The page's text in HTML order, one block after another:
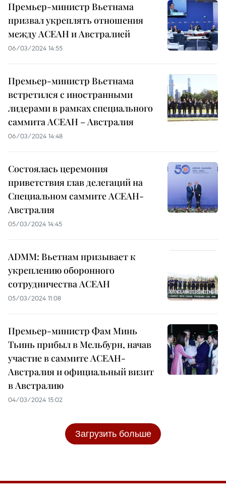
Премьер-министр Вьетнама
призвал укреплять отношения
между АСЕАН и Австралией
06/03/2024 14:55
Премьер-министр Вьетнама
встретился с иностранными
лидерами в рамках специального
саммита АСЕАН – Австралия
06/03/2024 14:48
Состоялась церемония
приветствия глав делегаций на
Специальном саммите АСЕАН-
Австралия
05/03/2024 14:45
ADMM: Вьетнам призывает к
укреплению оборонного
сотрудничества АСЕАН
05/03/2024 11:08
Премьер-министр Фам Минь
Тьинь прибыл в Мельбурн, начав
участие в саммите АСЕАН-
Австралия и официальный визит
в Австралию
04/03/2024 15:02
Загрузить больше